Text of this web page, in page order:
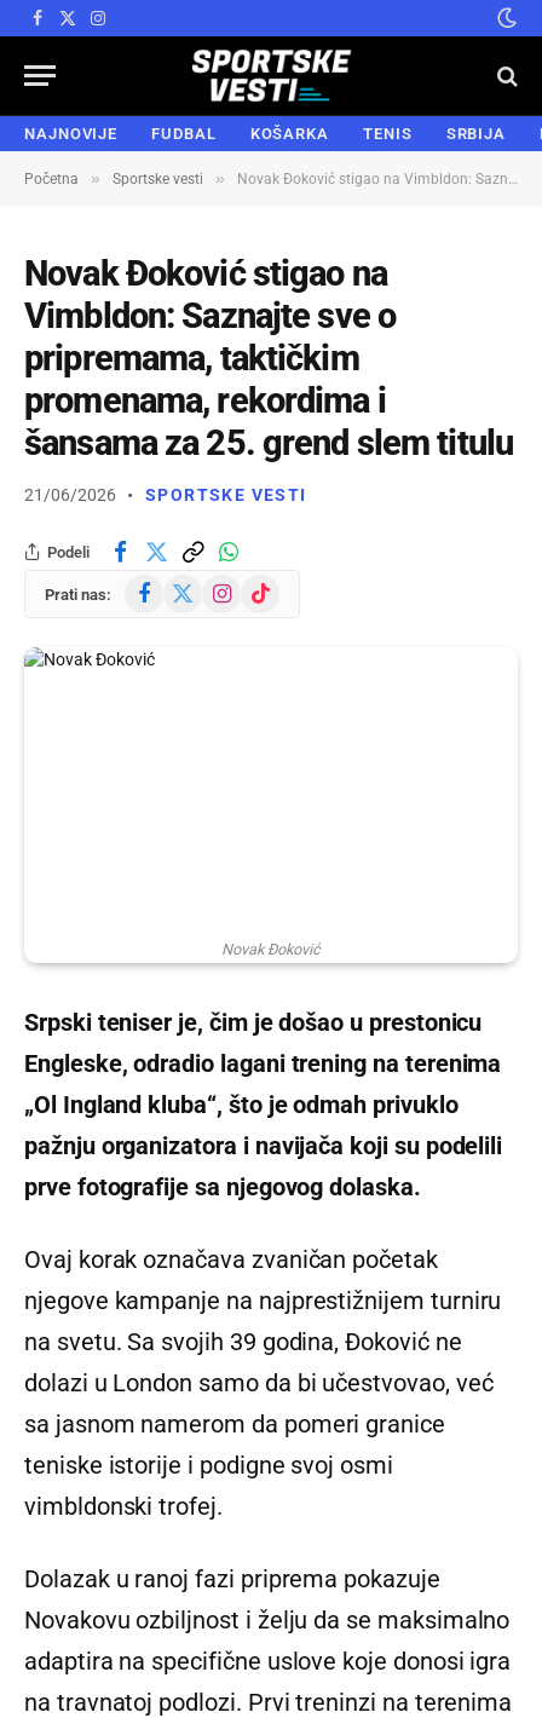
Facebook
X
Instagram
NAJNOVIJE FUDBAL KOŠARKA TENIS SRBIJA
Početna » Sportske vesti » Novak Đoković stigao na Vimbldon: Saznajte sve o pripremama, taktičkim promenama, rekordima i šansama za 25. grend slem titulu
Novak Đoković stigao na
Vimbldon: Saznajte sve o
pripremama, taktičkim
promenama, rekordima i
šansama za 25. grend slem titulu
21/06/2026 SPORTSKE VESTI
Podeli
Prati nas: Facebook Instagram
TikTok
Novak Đoković
Srpski teniser je, čim je došao u prestonicu
Engleske, odradio lagani trening na terenima
„Ol Ingland kluba“, što je odmah privuklo
pažnju organizatora i navijača koji su podelili
prve fotografije sa njegovog dolaska.
Ovaj korak označava zvaničan početak
njegove kampanje na najprestižnijem turniru
na svetu. Sa svojih 39 godina, Đoković ne
dolazi u London samo da bi učestvovao, već
sa jasnom namerom da pomeri granice
teniske istorije i podigne svoj osmi
vimbldonski trofej.
Dolazak u ranoj fazi priprema pokazuje
Novakovu ozbiljnost i želju da se maksimalno
adaptira na specifične uslove koje donosi igra
na travnatoj podlozi. Prvi treninzi na terenima